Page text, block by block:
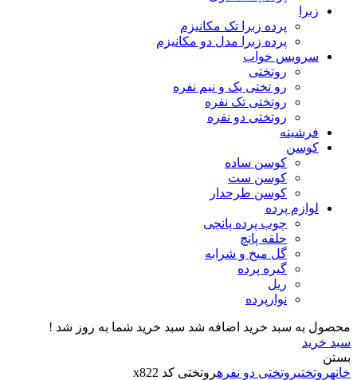
زبرا
پرده زبرا تک مکانیزم
پرده زبرا مدل دو مکانیزم
سرویس خواب
روتختی
رو تختی یک و نیم نفره
روتختی تک نفره
روتختی دو نفره
فرشینه
کوسن
کوسن ساده
کوسن ست
کوسن طرحدار
لوازم پرده
چوب پرده پانچی
حلقه پانچ
گل میخ و شرابه
گیره پرده
ریل
نوارپرده
محصول به سبد خرید اضافه شد سبد خرید شما به روز شد !
سبد خرید
بستن
خانهروتختیروتختی دو نفرهروتختی کد x822